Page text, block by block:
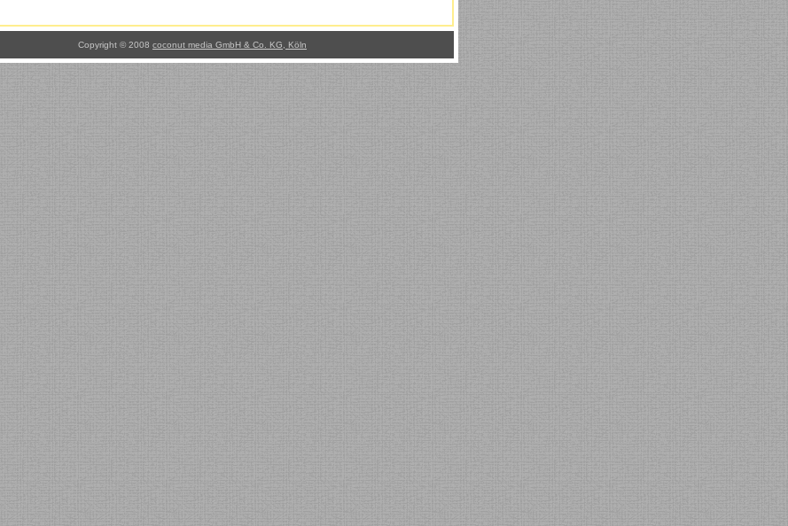
Copyright © 2008 coconut media GmbH & Co. KG, Köln